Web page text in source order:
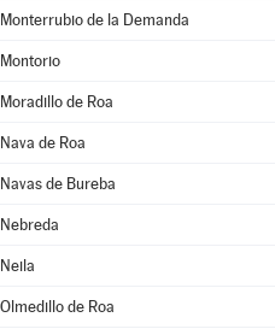
Monterrubio de la Demanda
Montorio
Moradillo de Roa
Nava de Roa
Navas de Bureba
Nebreda
Neila
Olmedillo de Roa